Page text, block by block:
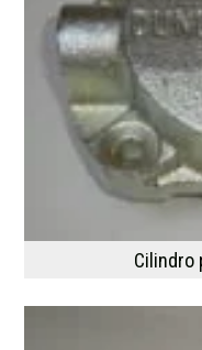
Cilindro